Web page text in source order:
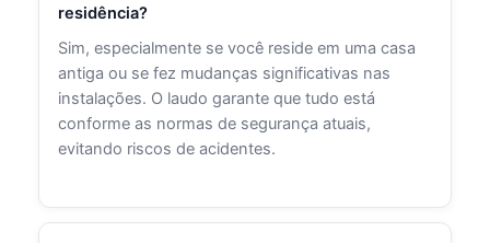
residência?
Sim, especialmente se você reside em uma casa
antiga ou se fez mudanças significativas nas
instalações. O laudo garante que tudo está
conforme as normas de segurança atuais,
evitando riscos de acidentes.